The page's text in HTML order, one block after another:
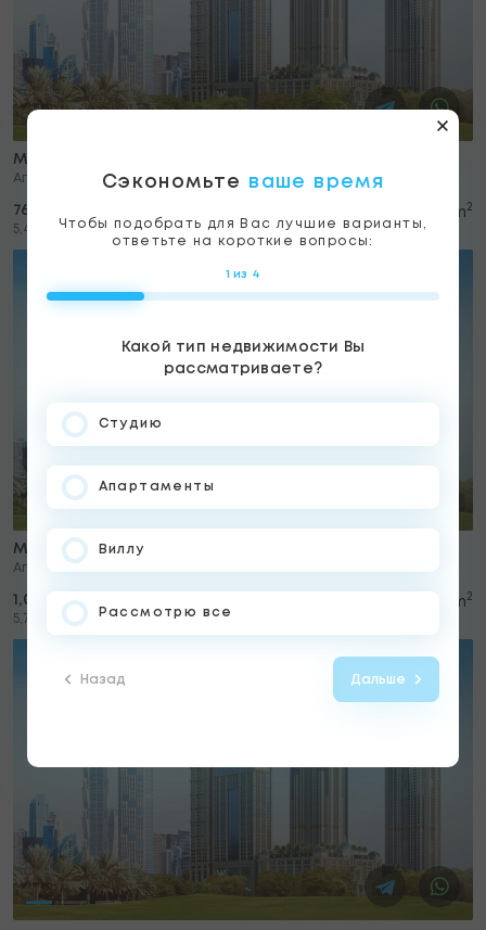
Meera, Al Habtour City
Апартаменты
769,500 USD
5,496 USD/m2
140 m 2
Meera, Al Habtour City
Апартаменты
1,051,650 USD
5,747 USD/m
183 m 2
Сэкономьте ваше время
Чтобы подобрать для Вас лучшие варианты,
ответьте на короткие вопросы:
1 из 4
Какой тип недвижимости Вы
рассматриваете?
Студию
Апартаменты
Виллу
Рассмотрю все
Назад Дальше